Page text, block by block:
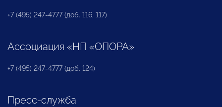
+7 (495) 247-4777 (доб. 116, 117)
Ассоциация «НП «ОПОРА»
+7 (495) 247-4777 (доб. 124)
Пресс-служба